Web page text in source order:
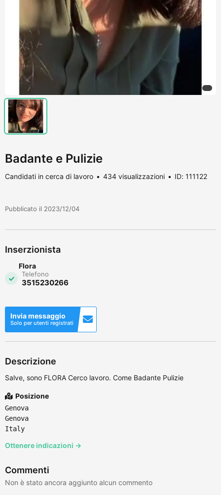
Badante e Pulizie
Candidati in cerca di lavoro 434 visualizzazioni ID: 111122
Pubblicato il 2023/12/04
Inserzionista
Flora
Telefono
3515230266
Invia messaggio
Solo per utenti registrati
Descrizione
Salve, sono FLORA Cerco lavoro. Come Badante Pulizie
Posizione
Genova
Genova
Italy
Ottenere indicazioni →
Commenti
Non è stato ancora aggiunto alcun commento